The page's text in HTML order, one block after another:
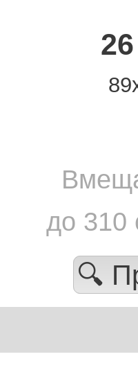
до 310
🔍